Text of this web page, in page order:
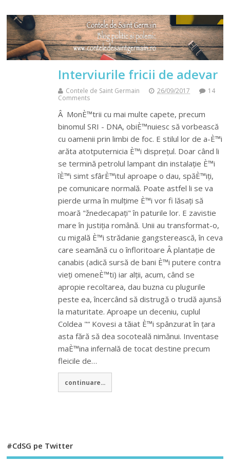
Interviurile fricii de adevar
Contele de Saint Germain 26/09/2017
14
Comments
Â MonÈ™trii cu mai multe capete, precum
binomul SRI - DNA, obiÈ™nuiesc să vorbească
cu oamenii prin limbi de foc. E stilul lor de a-È™i
arăta atotputernicia È™i disprețul. Doar când li
se termină petrolul lampant din instalație È™i
îÈ™i simt sfârÈ™itul aproape o dau, spăÈ™iți,
pe comunicare normală. Poate astfel li se va
pierde urma în mulțime È™i vor fi lăsați să
moară "žnedecapați" în paturile lor. E zavistie
mare în justiția română. Unii au transformat-o,
cu migală È™i strădanie gangsterească, în ceva
care seamănă cu o înfloritoare Â plantație de
canabis (adică sursă de bani È™i putere contra
vieți omeneÈ™ti) iar alții, acum, când se
apropie recoltarea, dau buzna cu plugurile
peste ea, încercând să distrugă o trudă ajunsă
la maturitate. Aproape un deceniu, cuplul
Coldea "“ Kovesi a tăiat È™i spânzurat în țara
asta fără să dea socoteală nimănui. Inventase
maÈ™ina infernală de tocat destine precum
fleicile de…
continuare...
#CdSG pe Twitter